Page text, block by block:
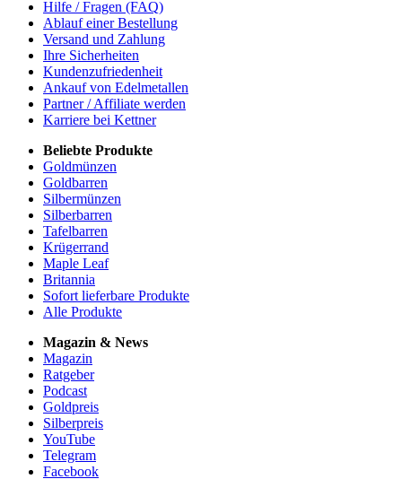
Hilfe / Fragen (FAQ)
Ablauf einer Bestellung
Versand und Zahlung
Ihre Sicherheiten
Kundenzufriedenheit
Ankauf von Edelmetallen
Partner / Affiliate werden
Karriere bei Kettner
Beliebte Produkte
Goldmünzen
Goldbarren
Silbermünzen
Silberbarren
Tafelbarren
Krügerrand
Maple Leaf
Britannia
Sofort lieferbare Produkte
Alle Produkte
Magazin & News
Magazin
Ratgeber
Podcast
Goldpreis
Silberpreis
YouTube
Telegram
Facebook